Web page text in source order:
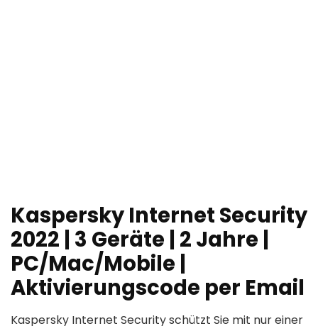
Kaspersky Internet Security
2022 | 3 Geräte | 2 Jahre |
PC/Mac/Mobile |
Aktivierungscode per Email
Kaspersky Internet Security schützt Sie mit nur einer